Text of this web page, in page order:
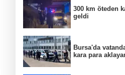
300 km öteden
geldi
Bursa'da
kara para